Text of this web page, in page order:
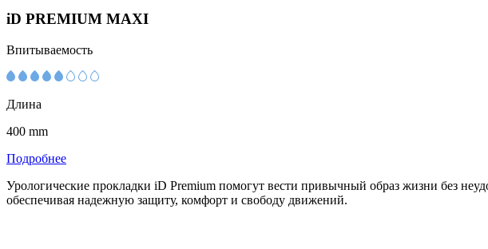
iD PREMIUM MAXI
Впитываемость
Длина
400 mm
Подробнее
Урологические прокладки iD Premium помогут вести привычный образ жизни без
обеспечивая надежную защиту, комфорт и свободу движений.